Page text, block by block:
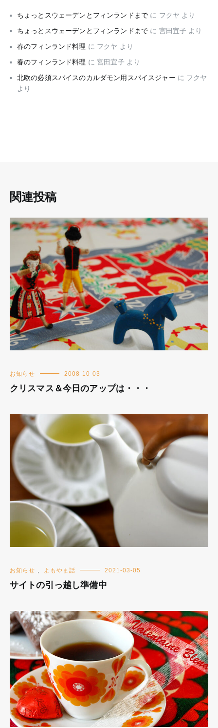
ちょっとスウェーデンとフィンランドまで に フクヤ より
ちょっとスウェーデンとフィンランドまで に 宮田宜子 より
春のフィンランド料理 に フクヤ より
春のフィンランド料理 に宮田宜子 より
北欧の必須スパイスのカルダモン用スパイスジャー に フクヤ
より
関連投稿
お知らせ 2008-10-03
クリスマス＆今日のアップは・・・
お知らせ , よもやま話 2021-03-05
サイトの引っ越し準備中